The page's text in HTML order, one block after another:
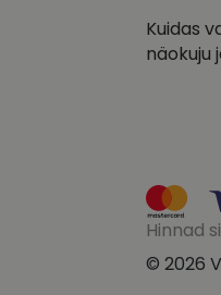
Kuidas
näokuju
Hinnad
© 2026